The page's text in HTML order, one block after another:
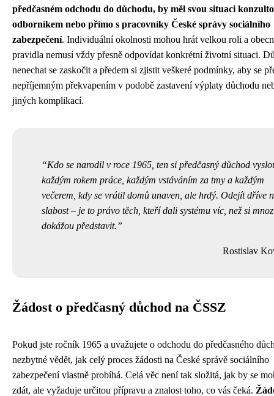
předčasném odchodu do důchodu, by měl svou situaci
odborníkem nebo přímo s pracovníky České správy sociálního
zabezpečení. Individuální okolnosti mohou hrát velkou roli a
pravidla nemusí vždy přesně odpovídat konkrétní životní situaci.
nenechat se zaskočit a předem si zjistit veškeré podmínky, aby se
nepříjemným překvapením v podobě zastavení výplaty důchodu
jiných komplikací.
Kdo se narodil v roce 1965, ten si předčasný důchod
každým rokem práce, každým vstáváním za tmy a každým
večerem, kdy se vrátil domů unaven, ale hrdý. Odejít dříve
slabost – je to právo těch, kteří dali systému víc, než si
dokážou představit.
Rostislav
Žádost o předčasný důchod na ČSSZ
Pokud jste ročník 1965 a uvažujete o odchodu do předčasného
nezbytné vědět, jak celý proces žádosti na České správě sociálního
zabezpečení vlastně probíhá. Celá věc není tak složitá, jak by se
zdát, ale vyžaduje určitou přípravu a znalost toho, co vás čeká.